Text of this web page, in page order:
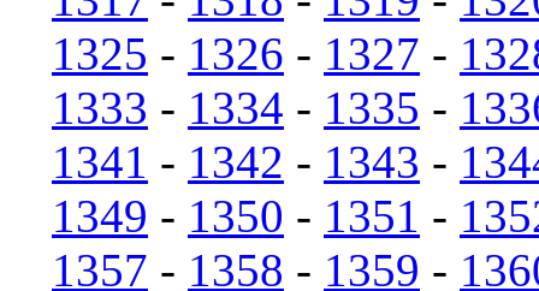
1325 - 1326 - 1327 -
1333 - 1334 - 1335 -
1341 - 1342 - 1343 -
1349 - 1350 - 1351 -
1357 - 1358 - 1359 -